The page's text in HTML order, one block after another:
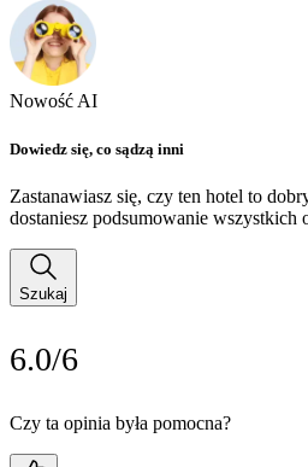
Nowość AI
Dowiedz się, co sądzą inni
Zastanawiasz się, czy ten hotel to
dostaniesz podsumowanie wszystkich
Szukaj
6.0/6
Czy ta opinia była pomocna?